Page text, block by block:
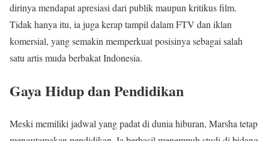
dirinya mendapat apresiasi dari publik maupun kritikus film.
Tidak hanya itu, ia juga kerap tampil dalam FTV dan iklan
komersial, yang semakin memperkuat posisinya sebagai salah
satu artis muda berbakat Indonesia.
Gaya Hidup dan Pendidikan
Meski memiliki jadwal yang padat di dunia hiburan, Marsha tetap